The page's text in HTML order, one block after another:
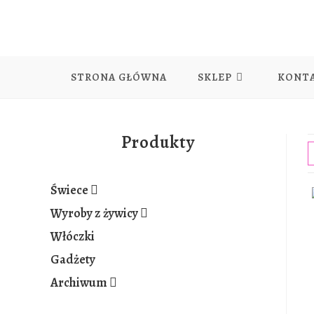
STRONA GŁÓWNA SKLEP
Produkty
Świece
Wyroby z żywicy
Włóczki
Gadżety
Archiwum